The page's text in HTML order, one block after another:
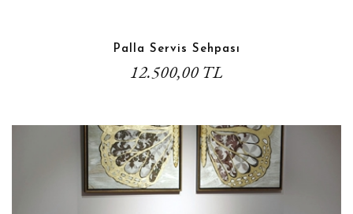
Palla Servis Sehpası
12.500,00 TL